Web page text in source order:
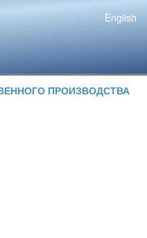
English
ПРОИЗВОДСТВА